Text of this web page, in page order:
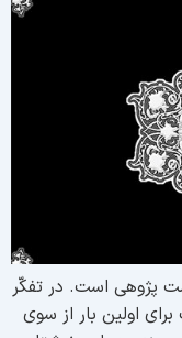
است. در تفکّر
اولین بار از سوی